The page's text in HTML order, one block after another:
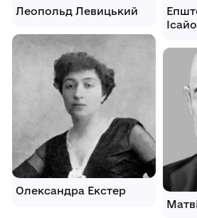
Леопольд Левицький
Олександра Екстер